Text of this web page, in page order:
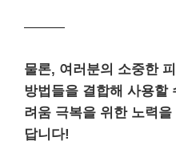
———
물론, 여러분의 소중한
방법들을 결합해 사용할
려움 극복을 위한 노력
답니다!